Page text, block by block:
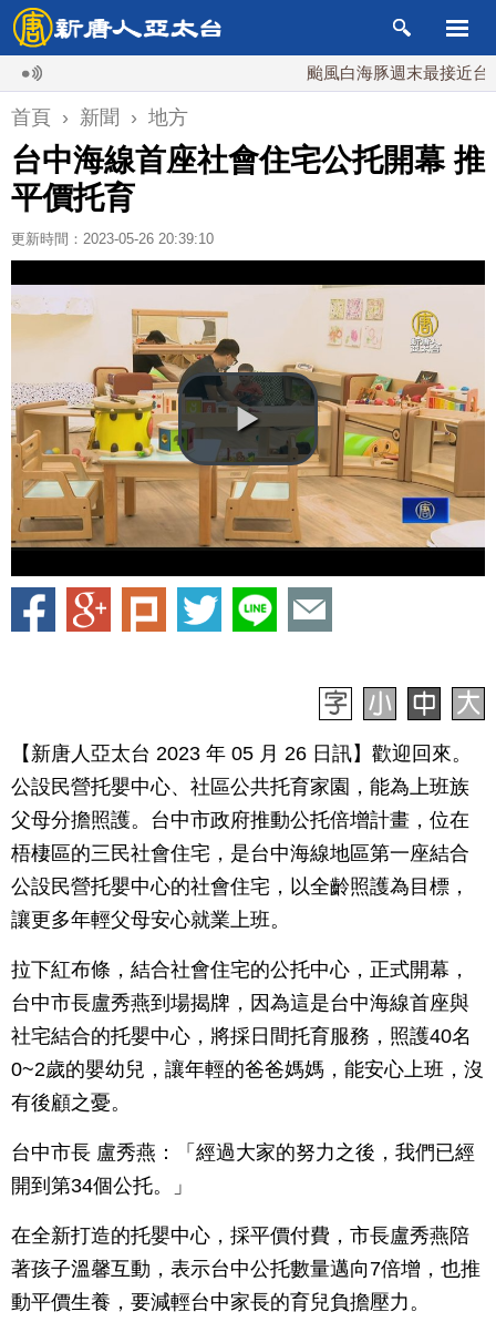
颱風白海豚週末最接近台灣 最
首頁 › 新聞 › 地方
台中海線首座社會住宅公托開幕 推
平價托育
更新時間：2023-05-26 20:39:10
【新唐人亞太台 2023 年 05 月 26 日訊】歡迎回來。
公設民營托嬰中心、社區公共托育家園，能為上班族
父母分擔照護。台中市政府推動公托倍增計畫，位在
梧棲區的三民社會住宅，是台中海線地區第一座結合
公設民營托嬰中心的社會住宅，以全齡照護為目標，
讓更多年輕父母安心就業上班。
拉下紅布條，結合社會住宅的公托中心，正式開幕，
台中市長盧秀燕到場揭牌，因為這是台中海線首座與
社宅結合的托嬰中心，將採日間托育服務，照護40名
0~2歲的嬰幼兒，讓年輕的爸爸媽媽，能安心上班，沒
有後顧之憂。
台中市長 盧秀燕：「經過大家的努力之後，我們已經
開到第34個公托。」
在全新打造的托嬰中心，採平價付費，市長盧秀燕陪
著孩子溫馨互動，表示台中公托數量邁向7倍增，也推
動平價生養，要減輕台中家長的育兒負擔壓力。